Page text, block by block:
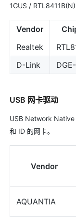
1GUS /
Vendor
Realtek
D-Link
USB 网卡驱动
USB Network Native
和 ID 的网卡。
Vendor
AQUANTIA